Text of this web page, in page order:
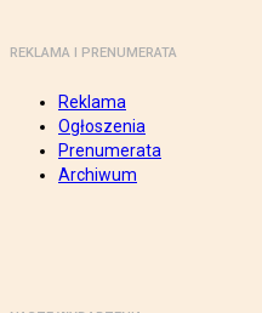
REKLAMA I PRENUMERATA
Reklama
Ogłoszenia
Prenumerata
Archiwum